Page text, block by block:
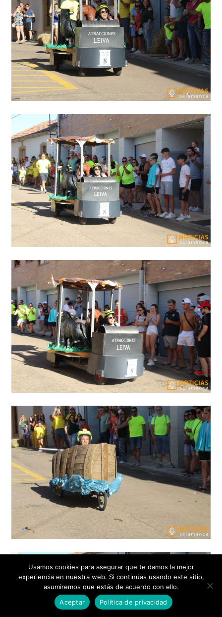
Usamos cookies para asegurar que te damos la mejor
experiencia en nuestra web. Si continúas usando este sitio,
asumiremos que estás de acuerdo con ello.
Aceptar
Política de privacidad